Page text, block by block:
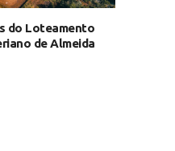
do Loteamento
de Almeida